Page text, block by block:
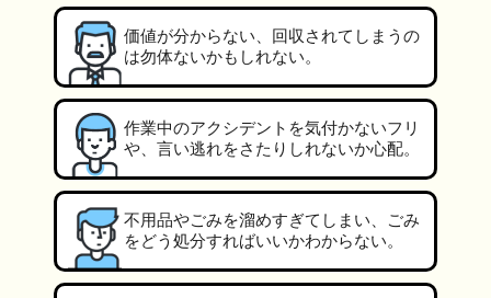
価値が分からない、回収されてしまうの
は勿体ないかもしれない。
作業中のアクシデントを気付かないフリ
や、言い逃れをさたりしれないか心配。
不用品やごみを溜めすぎてしまい、ごみ
をどう処分すればいいかわからない。